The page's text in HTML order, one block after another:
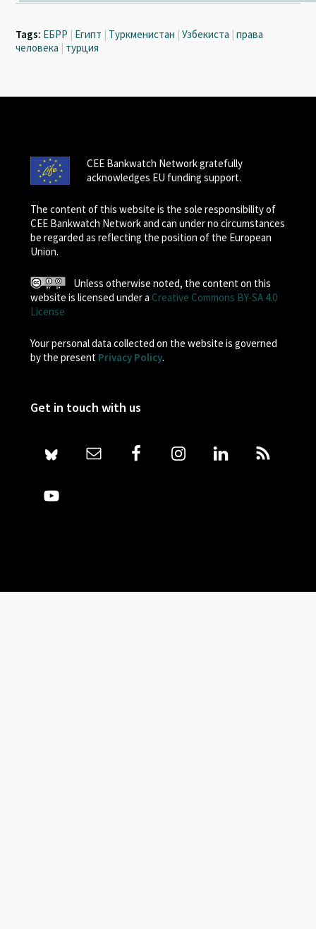
Tags: ЕБРР | Египт | Туркменистан | Узбекиста | права
человека | турция
CEE Bankwatch Network gratefully
acknowledges EU funding support.
The content of this website is the sole responsibility of
CEE Bankwatch Network and can under no circumstances
be regarded as reflecting the position of the European
Union.
Unless otherwise noted, the content on this
website is licensed under a Creative Commons BY-SA 4.0
License
Your personal data collected on the website is governed
by the present Privacy Policy.
Get in touch with us